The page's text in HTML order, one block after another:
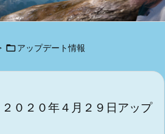
アップデート情報
２０２０年４月２９日アップ